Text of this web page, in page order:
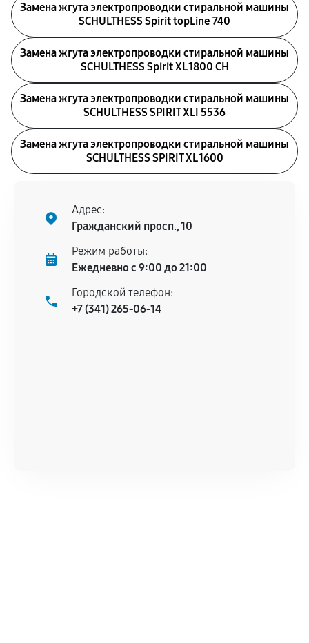
Замена жгута электропроводки стиральной машины
SCHULTHESS Spirit topLine 740
Замена жгута электропроводки стиральной машины
SCHULTHESS Spirit XL 1800 CH
Замена жгута электропроводки стиральной машины
SCHULTHESS SPIRIT XLI 5536
Замена жгута электропроводки стиральной машины
SCHULTHESS SPIRIT XL 1600
Адрес:
Гражданский просп., 10
Режим работы:
Ежедневно с 9:00 до 21:00
Городской телефон:
+7 (341) 265-06-14